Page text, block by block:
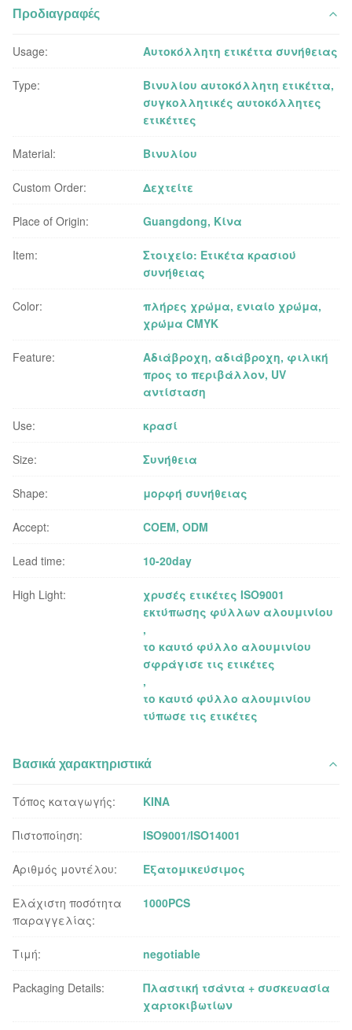
Προδιαγραφές
Usage: Αυτοκόλλητη ετικέττα συνήθειας
Type:
Βινυλίου αυτοκόλλητη ετικέττα,
συγκολλητικές αυτοκόλλητες
ετικέττες
Material: Βινυλίου
Custom Order: Δεχτείτε
Place of Origin: Guangdong, Κίνα
Item:
Στοιχείο: Ετικέτα κρασιού
συνήθειας
Color:
πλήρες χρώμα, ενιαίο χρώμα,
χρώμα CMYK
Feature:
Αδιάβροχη, αδιάβροχη, φιλική
προς το περιβάλλον, UV
αντίσταση
Use: κρασί
Size: Συνήθεια
Shape: μορφή συνήθειας
Accept: COEM, ODM
Lead time: 10-20day
High Light:
χρυσές ετικέτες ISO9001
εκτύπωσης φύλλων αλουμινίου
,
το καυτό φύλλο αλουμινίου
σφράγισε τις ετικέτες
,
το καυτό φύλλο αλουμινίου
τύπωσε τις ετικέτες
Βασικά χαρακτηριστικά
Τόπος καταγωγής: ΚΙΝΑ
Πιστοποίηση: ISO9001/ISO14001
Αριθμός μοντέλου: Εξατομικεύσιμος
Ελάχιστη ποσότητα
παραγγελίας:
1000PCS
Τιμή: negotiable
Packaging Details:
Πλαστική τσάντα + συσκευασία
χαρτοκιβωτίων